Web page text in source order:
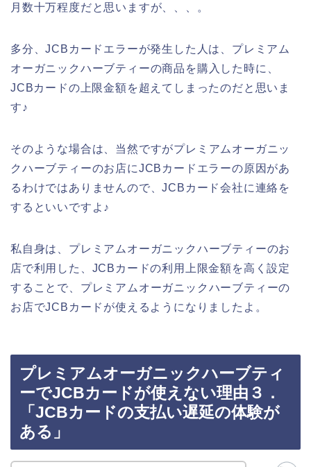
月数十万程度だと思いますが、、、。
多分、JCBカードエラーが発生した人は、プレミアム
オーガニックハーブティーの商品を購入した時に、
JCBカードの上限金額を超えてしまったのだと思いま
す♪
そのような場合は、当然ですがプレミアムオーガニッ
クハーブティーのお店にJCBカードエラーの原因があ
るわけではありませんので、JCBカード会社に連絡を
するといいですよ♪
私自身は、プレミアムオーガニックハーブティーのお
店で利用した、JCBカードの利用上限金額を高く設定
することで、プレミアムオーガニックハーブティーの
お店でJCBカードが使えるようになりましたよ。
プレミアムオーガニックハーブティ
ーでJCBカードが使えない理由３．
「JCBカードの支払い遅延の体験が
ある」